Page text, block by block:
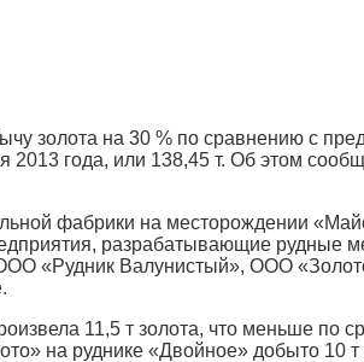
золота на 30 % по сравнению с
2013 года, или 138,45 т. Об этом
фабрики на месторождении
разрабатывающие рудные
«Рудник Валунистый», ООО
11,5 т золота, что меньше по
на руднике «Двойное» добыто 10 т